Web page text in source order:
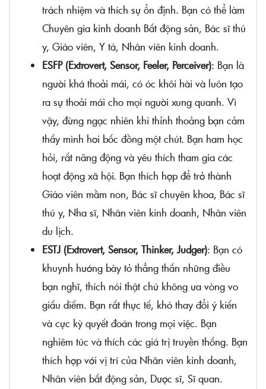
trách nhiệm và thích sự ổn định. Bạn có thể làm
Chuyên gia kinh doanh Bất động sản, Bác sĩ thú
y, Giáo viên, Y tá, Nhân viên kinh doanh.
ESFP (Extrovert, Sensor, Feeler, Perceiver): Bạn là
người khá thoải mái, có óc khôi hài và luôn tạo
ra sự thoải mái cho mọi người xung quanh. Vì
vậy, đừng ngạc nhiên khi thỉnh thoảng bạn cảm
thấy mình hơi bốc đồng một chút. Bạn ham học
hỏi, rất năng động và yêu thích tham gia các
hoạt động xã hội. Bạn thích hợp để trở thành
Giáo viên mầm non, Bác sĩ chuyên khoa, Bác sĩ
thú y, Nha sĩ, Nhân viên kinh doanh, Nhân viên
du lịch.
ESTJ (Extrovert, Sensor, Thinker, Judger): Bạn có
khuynh hướng bày tỏ thẳng thắn những điều
bạn nghĩ, thích nói thật chứ không ưa vòng vo
giấu diếm. Bạn rất thực tế, khó thay đổi ý kiến
và cực kỳ quyết đoán trong mọi việc. Bạn
nghiêm túc và thích các giá trị truyền thống. Bạn
thích hợp với vị trí của Nhân viên kinh doanh,
Nhân viên bất động sản, Dược sĩ, Sĩ quan.